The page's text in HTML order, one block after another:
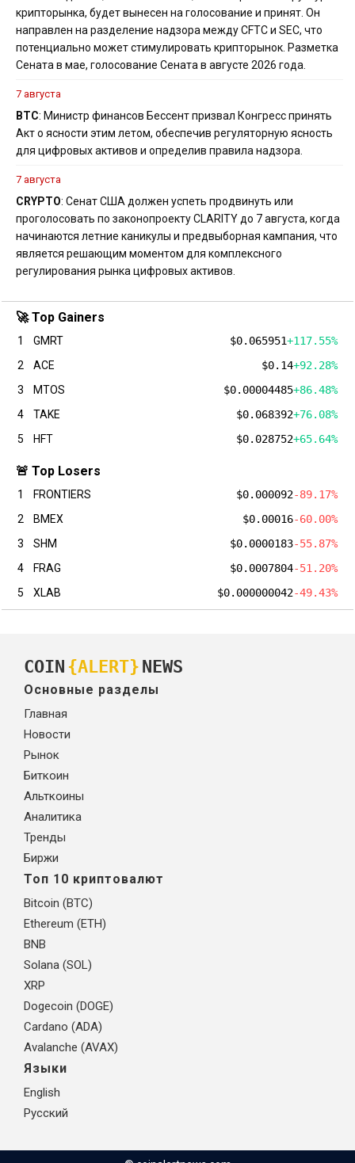
крипторынка, будет вынесен на голосование и принят. Он
направлен на разделение надзора между CFTC и SEC, что
потенциально может стимулировать крипторынок. Разметка
Сената в мае, голосование Сената в августе 2026 года.
7 августа
BTC: Министр финансов Бессент призвал Конгресс принять
Акт о ясности этим летом, обеспечив регуляторную ясность
для цифровых активов и определив правила надзора.
7 августа
CRYPTO: Сенат США должен успеть продвинуть или
проголосовать по законопроекту CLARITY до 7 августа, когда
начинаются летние каникулы и предвыборная кампания, что
является решающим моментом для комплексного
регулирования рынка цифровых активов.
🚀 Top Gainers
1 GMRT $0.065951+117.55%
2
ACE $0.14+92.28%
3
MTOS $0.00004485+86.48%
4
TAKE $0.068392+76.08%
5
HFT $0.028752+65.64%
🚨 Top Losers
1 FRONTIERS $0.000092-89.17%
2
BMEX $0.00016-60.00%
3
SHM $0.0000183-55.87%
4
FRAG $0.0007804-51.20%
5
XLAB $0.000000042-49.43%
COIN {ALERT} NEWS
Основные разделы
Главная
Новости
Рынок
Биткоин
Альткоины
Аналитика
Тренды
Биржи
Топ 10 криптовалют
Bitcoin (BTC)
Ethereum (ETH)
BNB
Solana (SOL)
XRP
Dogecoin (DOGE)
Cardano (ADA)
Avalanche (AVAX)
Языки
English
Русский